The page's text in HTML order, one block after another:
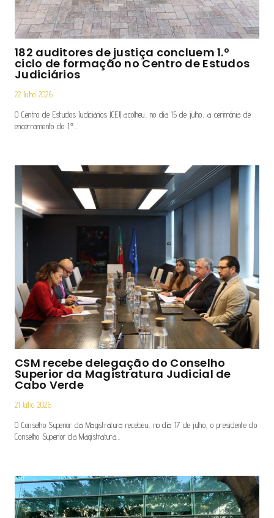
182 auditores de justiça concluem 1.º
ciclo de formação no Centro de Estudos
Judiciários
22 Julho 2026
O Centro de Estudos Judiciários (CEJ) acolheu, no dia 15 de julho, a cerimónia de
encerramento do 1.º…
CSM recebe delegação do Conselho
Superior da Magistratura Judicial de
Cabo Verde
21 Julho 2026
O Conselho Superior da Magistratura recebeu, no dia 17 de julho, o presidente do
Conselho Superior da Magistratura…